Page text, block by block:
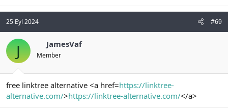
25 Eyl 2024 #69
J JamesVaf
Member
free linktree alternative <a href=https://linktree-
alternative.com/>https://linktree-alternative.com/</a>